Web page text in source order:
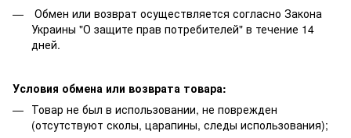
Обмен или возврат осуществляется согласно Закона
Украины "О защите прав потребителей" в течение 14
дней.
Условия обмена или возврата товара:
Товар не был в использовании, не поврежден
(отсутствуют сколы, царапины, следы использования);